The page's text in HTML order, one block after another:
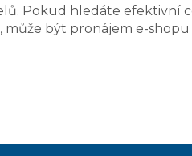
Pokud hledáte efektivní
může být pronájem e-